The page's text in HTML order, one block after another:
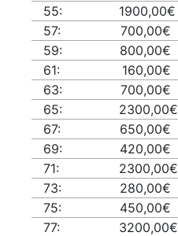
55:
1900,00€
57:
700,00€
59:
800,00€
61:
160,00€
63:
700,00€
65:
2300,00€
67:
650,00€
69:
420,00€
71:
2300,00€
73:
280,00€
75:
450,00€
77:
3200,00€